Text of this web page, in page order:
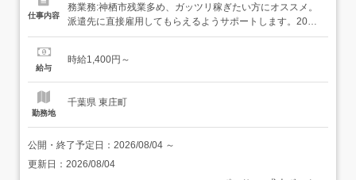
仕事内容
務業務:神栖市残業多め、ガッツリ稼ぎたい方にオススメ。
派遣先に直接雇用してもらえるようサポートします。20
代・30代の方々が活躍中です!給与即払いOK!直接雇用の可
テムに入力)、電話応対業務などをお願いします。高時給
給与
時給1,400円～
勤務地
千葉県 東庄町
公開・終了予定日： 2026/08/04 ～
更新日： 2026/08/04